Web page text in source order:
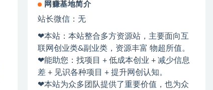
网赚基地简介
站长微信：无
❤本站：本站整合多方资源站，主要面向互
联网创业类&副业类，资源丰富 物超所值。
❤能助您：找项目 + 低成本创业 + 减少信息
差 + 见识各种项目 + 提升网创认知。
❤本站为众多团队提供了重要价值，也为众